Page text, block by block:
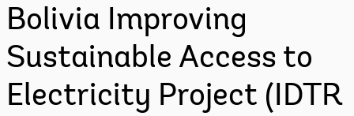
Bolivia Improving
Sustainable Access to
Electricity Project (IDTR